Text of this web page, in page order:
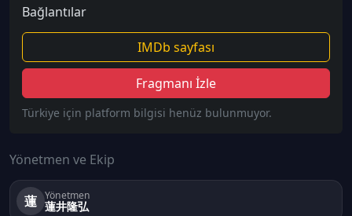
Bağlantılar
IMDb sayfası
Fragmanı İzle
Türkiye için platform bilgisi henüz bulunmuyor.
Yönetmen ve Ekip
蓮 Yönetmen
蓮井隆弘